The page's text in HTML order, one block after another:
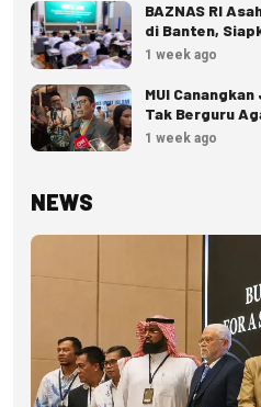
BAZNAS RI
di Banten,
Zakat
1 week ago
MUI
Tak Berguru
1 week ago
NEWS